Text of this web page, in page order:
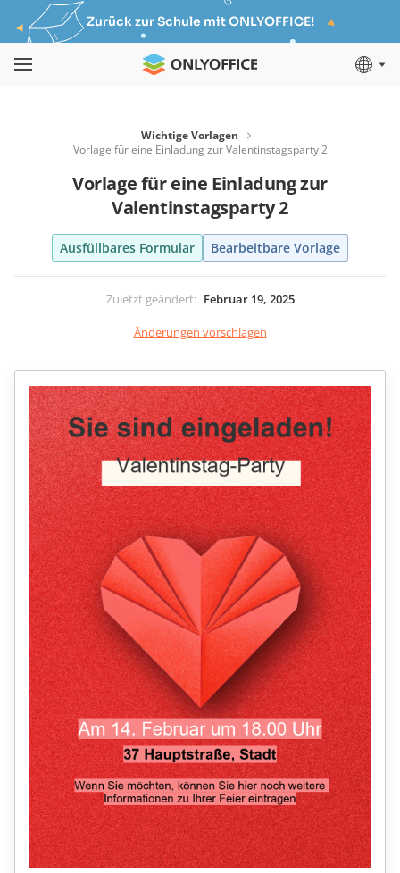
Zurück zur Schule mit ONLYOFFICE!
Wichtige Vorlagen
Vorlage für eine Einladung zur Valentinstagsparty 2
Vorlage für eine Einladung zur
Valentinstagsparty 2
Ausfüllbares Formular Bearbeitbare Vorlage
Zuletzt geändert: Februar 19, 2025
Änderungen vorschlagen